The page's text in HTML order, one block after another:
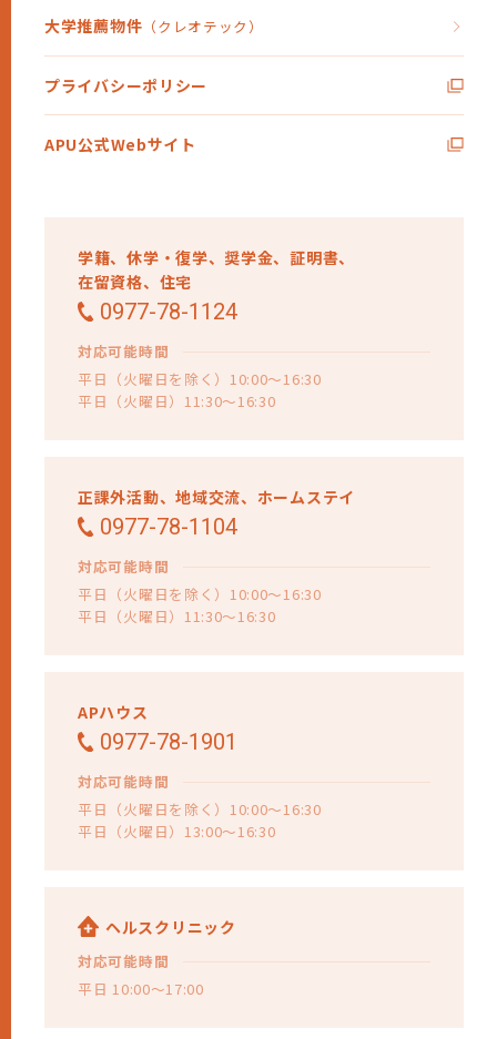
学籍、休学・復学、 奨学金、証明書、
在留資格、 住宅
0977-78-1124
対応可能時間
平日（火曜日を除く）10:00～16:30
平日（火曜日）11:30～16:30
正課外活動、地域交流、 ホームステイ
0977-78-1104
対応可能時間
平日（火曜日を除く）10:00～16:30
平日（火曜日）11:30～16:30
APハウス
0977-78-1901
対応可能時間
平日（火曜日を除く）10:00～16:30
平日（火曜日）13:00～16:30
ヘルスクリニック
対応可能時間
平日 10:00～17:00
大学推薦物件 （クレオテック）
プライバシーポリシー
APU公式Webサイト